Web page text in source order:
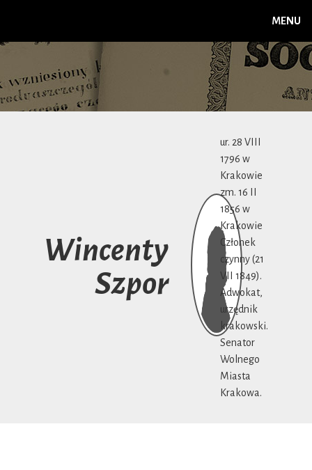
MENU
Wincenty
Szpor
ur. 28 VIII
1796 w
Krakowie
zm. 16 II
1856 w
Krakowie
Członek
czynny (21
VII 1849).
Adwokat,
urzędnik
krakowski.
Senator
Wolnego
Miasta
Krakowa.